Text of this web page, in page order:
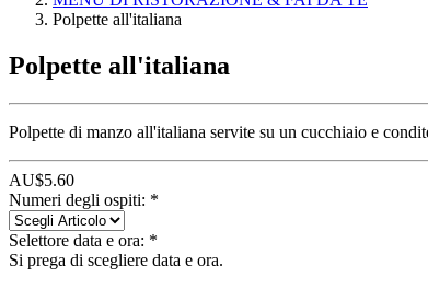
Polpette all'italiana
Polpette all'italiana
Polpette di manzo all'italiana servite su un cucchiaio e
AU$5.60
Numeri degli ospiti: *
Selettore data e ora: *
Si prega di scegliere data e ora.